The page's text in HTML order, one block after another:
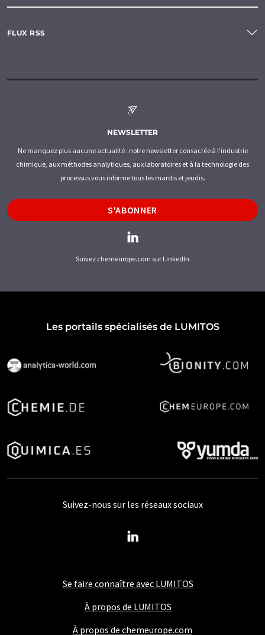
FLUX RSS
NEWSLETTER
Ne manquez plus aucune actualité : notre newsletter consacrée à l'industrie
chimique, aux méthodes analytiques, aux laboratoires et à la technologie des
processus vous informe tous les mardis et jeudis.
S'ABONNER
Suivez chemeurope.com sur LinkedIn
Les portails spécialisés de LUMITOS
Se faire connaître avec LUMITOS
À propos de LUMITOS
À propos de chemeurope.com
Suivez-nous sur les réseaux sociaux